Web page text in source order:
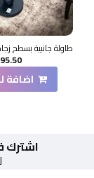
اضافة
اشترك